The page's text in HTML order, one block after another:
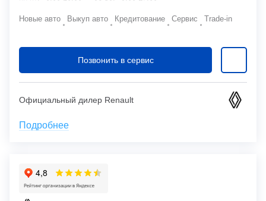
Новые авто Выкуп авто Кредитование Сервис Trade-in
Позвонить в сервис
Официальный дилер Renault
Подробнее